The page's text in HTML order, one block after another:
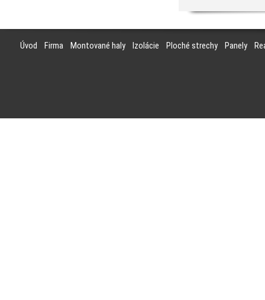
Úvod Firma Montované haly Izolácie Ploché strechy Panely